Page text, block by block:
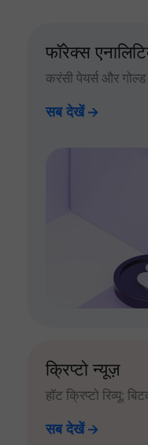
फॉरेक्स
करंसी पेयर्स और गोल्ड
सब देखें
क्रिप्टो न्यूज़
हॉट क्रिप्टो रिव्यू:
सब देखें